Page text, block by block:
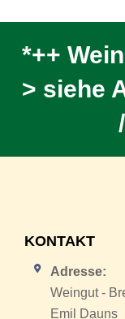
*++
> siehe
KONTAKT
Adresse:
Weingut -
Emil Dauns